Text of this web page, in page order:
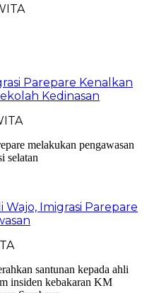
Parepare Kenalkan
Kedinasan
Imigrasi Parepare